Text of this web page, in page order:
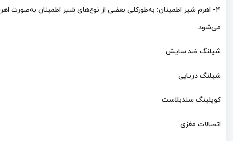
۴- اهرم شیر اطمینان: به‌طورکلی بعضی از نوع‌های شیر اطمینان به‌صورت
می‌شود.
شیلنگ ضد سایش
شیلنگ دریایی
کوپلینگ سندبلاست
اتصالات مغزی